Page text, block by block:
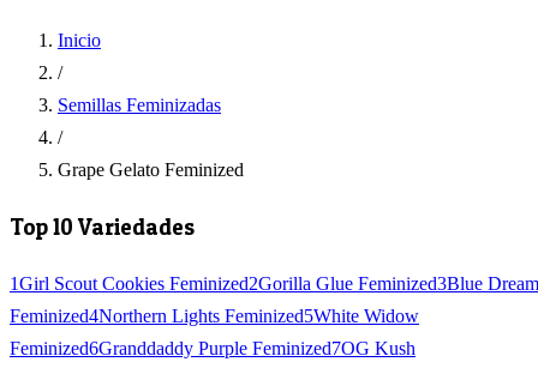
Inicio
/
Semillas Feminizadas
/
Grape Gelato Feminized
Top 10 Variedades
1Girl Scout Cookies Feminized2Gorilla Glue Feminized3Blue Dream
Feminized4Northern Lights Feminized5White Widow
Feminized6Granddaddy Purple Feminized7OG Kush